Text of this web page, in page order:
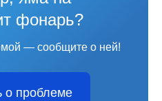
фонарь?
— сообщите о ней!
о проблеме